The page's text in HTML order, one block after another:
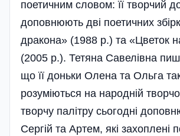
поетичним словом: її творчий
доповнюють дві поетичних
дракона» (1988 р.) та «Цветок
(2005 р.). Тетяна Савелівна
що її доньки Олена та Ольга
розуміються на народній
творчу палітру сьогодні
Сергій та Артем, які захоплені